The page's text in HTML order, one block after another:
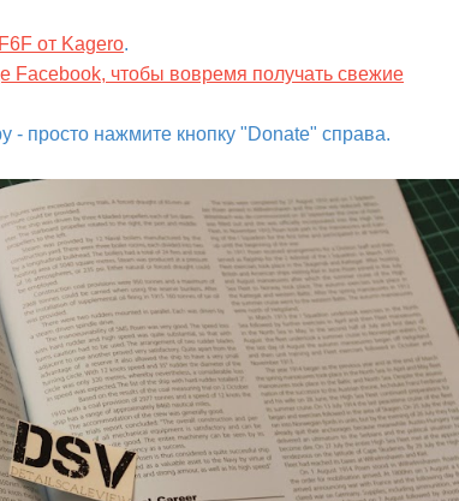
от Kagero.
Facebook, чтобы вовремя получать свежие
просто нажмите кнопку "Donate" справа.